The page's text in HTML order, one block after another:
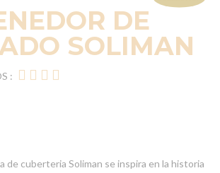
DE
SOLIMAN
:
de cuberteria Soliman se inspira en la historia